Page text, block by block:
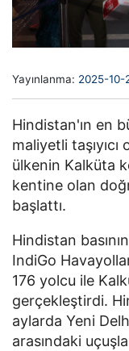
Yayınlanma: 2025-10-
Hindistan'ın en
maliyetli
ülkenin Kalküta
kentine olan
başlattı.
Hindistan
IndiGo
176 yolcu ile
gerçekleştirdi.
aylarda Yeni
arasındaki